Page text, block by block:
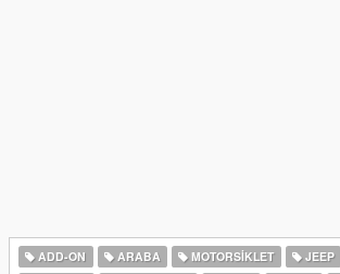
ADD-ON ARABA MOTORSIKLET JEEP